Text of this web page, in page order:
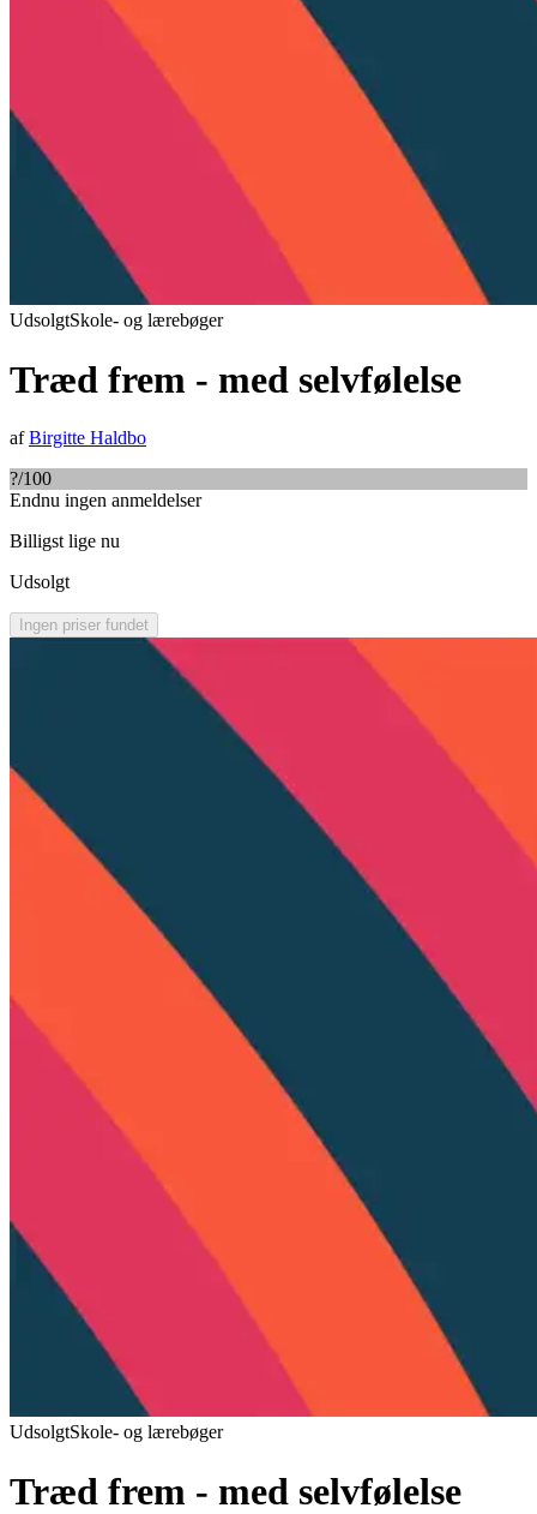
UdsolgtSkole- og lærebøger
Træd frem - med selvfølelse
afBirgitte Haldbo
?/100
Endnu ingen anmeldelser
Billigst lige nu
Udsolgt
Ingen priser fundet
UdsolgtSkole- og lærebøger
Træd frem - med selvfølelse